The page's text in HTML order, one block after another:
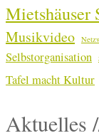
Mietshäuser
Musikvideo
Selbstorganisation
Tafel macht Kultur
Aktuelles